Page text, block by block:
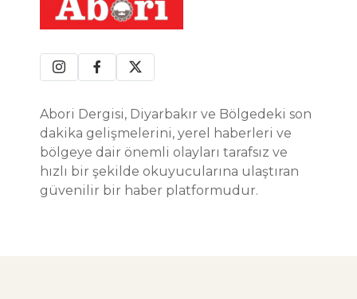
Abori Dergisi, Diyarbakır ve Bölgedeki son
dakika gelişmelerini, yerel haberleri ve
bölgeye dair önemli olayları tarafsız ve
hızlı bir şekilde okuyucularına ulaştıran
güvenilir bir haber platformudur.